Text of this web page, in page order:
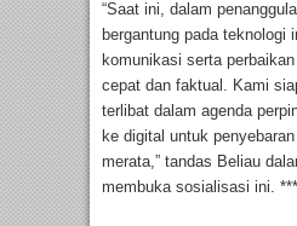
“Saat ini, dalam
bergantung pada teknologi
komunikasi serta
cepat dan faktual. Kami
terlibat dalam agenda
ke digital untuk
merata,” tandas Beliau
membuka sosialisasi ini.